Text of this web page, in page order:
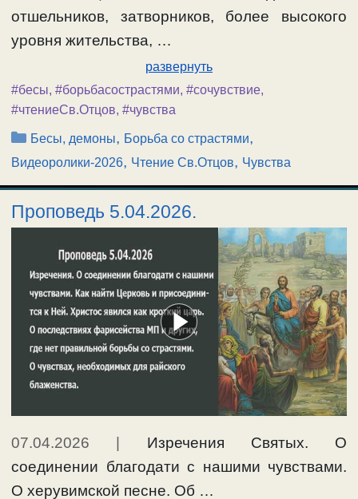
отшельников, затворников, более высокого
уровня жительства, …
развернуть
#бесы, #борьбасострастями, #сочувствие,
#чтениеСв.Отцов, #чувства
Рубрики
Бесы, демоны, Борьба со страстями,
Видеоролики-2026, Чтение Св.Отцов, Чувства
Проповедь 5.04.2026.
07.04.2026 | Изречения Святых. О
соединении благодати с нашими чувствами.
О херувимской песне. Об …